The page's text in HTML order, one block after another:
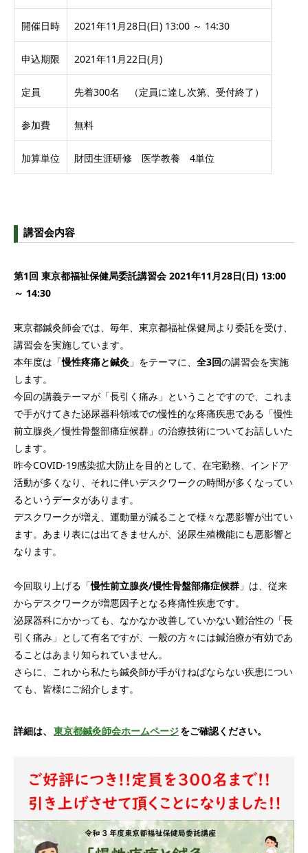
開催日時 2021年11月28日(日) 13:00 ～ 14:30
申込期限 2021年11月22日(月)
定員 先着300名 （定員に達し次第、受付終了）
参加費 無料
加算単位 財団生涯研修 医学教養 4単位
講習会内容
第1回 東京都福祉保健局委託講習会 2021年11月28日(日) 13:00
～ 14:30
東京都鍼灸師会では、毎年、東京都福祉保健局より委託を受け、
講習会を実施しています。
本年度は「慢性疼痛と鍼灸 」をテーマに、 全3回の講習会を実施
します。
今回の講義テーマが「長引く痛み」ということですので、これま
で手がけてきた泌尿器科領域での慢性的な疼痛疾患である「慢性
前立腺炎／慢性骨盤部痛症候群」の治療技術についてお話しいた
します。
昨今COVID-19感染拡大防止を目的として、在宅勤務、インドア
活動が多くなり、それに伴いデスクワークの時間が多くなってい
るというデータがあります。
デスクワークが増え、運動量が減ることで様々な悪影響が出てい
ます。あまり表には出てきませんが、泌尿生殖機能にも悪影響と
なります。
今回取り上げる「慢性前立腺炎/慢性骨盤部痛症候群 」は、従来
からデスクワークが増悪因子となる疼痛性疾患です。
泌尿器科にかかっても、なかなか改善していかない難治性の「長
引く痛み」として有名ですが、一般の方々には鍼治療が有効であ
ることはあまり知られていません。
さらに、これから私たち鍼灸師が手がけねばならない疾患につい
ても、皆様にご紹介します。
詳細は、 東京都鍼灸師会ホームページをご確認ください。